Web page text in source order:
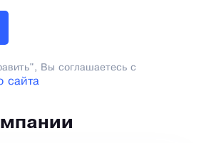
Вы соглашаетесь с
сайта